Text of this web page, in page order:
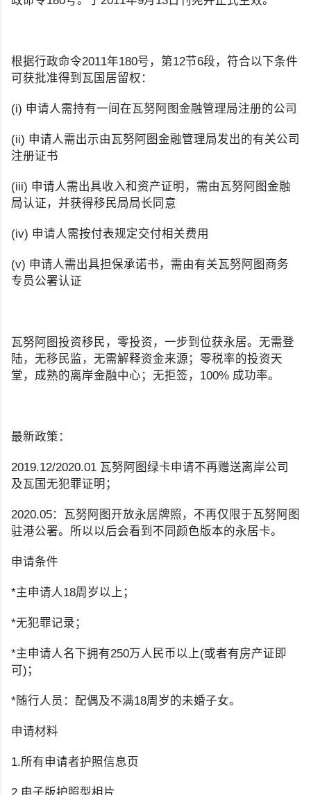
根据行政命令2011年180号，第12节6段，符合以下条件
可获批准得到瓦国居留权：
(i) 申请人需持有一间在瓦努阿图金融管理局注册的公司
(ii) 申请人需出示由瓦努阿图金融管理局发出的有关公司
注册证书
(iii) 申请人需出具收入和资产证明，需由瓦努阿图金融
局认证，并获得移民局局长同意
(iv) 申请人需按付表规定交付相关费用
(v) 申请人需出具担保承诺书，需由有关瓦努阿图商务
专员公署认证
瓦努阿图投资移民，零投资，一步到位获永居。无需登
陆，无移民监，无需解释资金来源；零税率的投资天
堂，成熟的离岸金融中心；无拒签，100% 成功率。
最新政策：
2019.12/2020.01 瓦努阿图绿卡申请不再赠送离岸公司
及瓦国无犯罪证明；
2020.05：瓦努阿图开放永居牌照，不再仅限于瓦努阿图
驻港公署。所以以后会看到不同颜色版本的永居卡。
申请条件
*主申请人18周岁以上；
*无犯罪记录；
*主申请人名下拥有250万人民币以上(或者有房产证即
可)；
*随行人员：配偶及不满18周岁的未婚子女。
申请材料
1.所有申请者护照信息页
2.电子版护照型相片